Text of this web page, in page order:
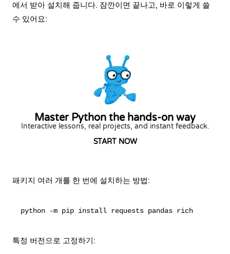
에서 받아 설치해 줍니다. 잠깐이면 끝나고, 바로 이렇게 쓸
수 있어요:
Master Python the hands-on way
Interactive lessons, real projects, and instant feedback.
START NOW
패키지 여러 개를 한 번에 설치하는 방법:
특정 버전으로 고정하기: